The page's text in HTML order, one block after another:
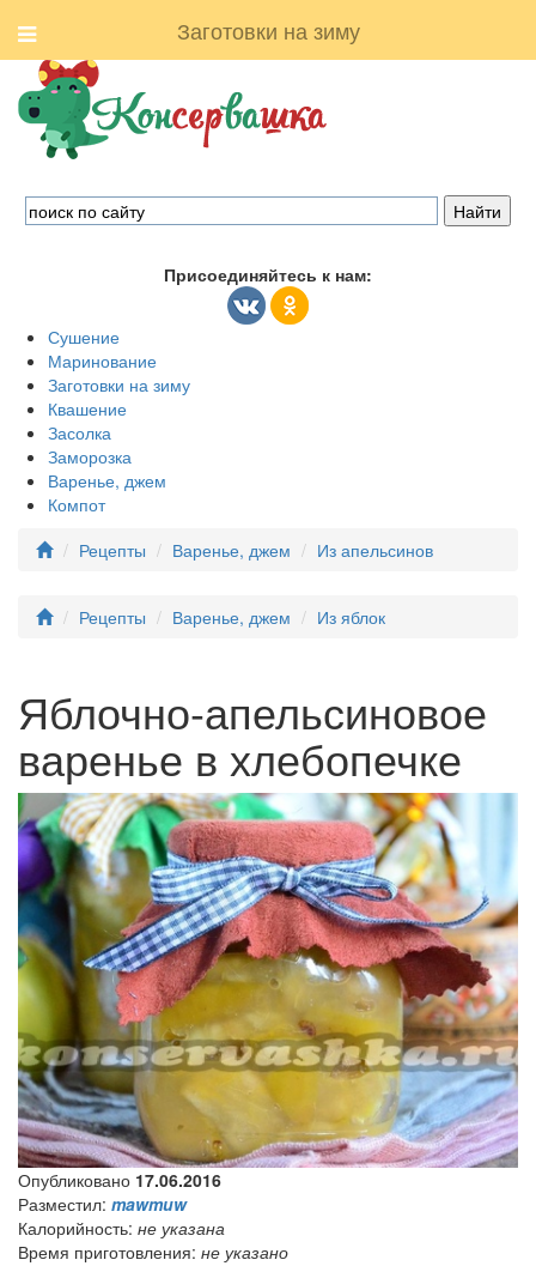
Заготовки на зиму
Присоединяйтесь к нам:
Сушение
Маринование
Заготовки на зиму
Квашение
Засолка
Заморозка
Варенье, джем
Компот
Рецепты
Варенье, джем Из апельсинов
Рецепты Варенье, джем Из яблок
Яблочно-апельсиновое
варенье в хлебопечке
Опубликовано 17.06.2016
Разместил: mawmuw
Калорийность: не указана
Время приготовления: не указано